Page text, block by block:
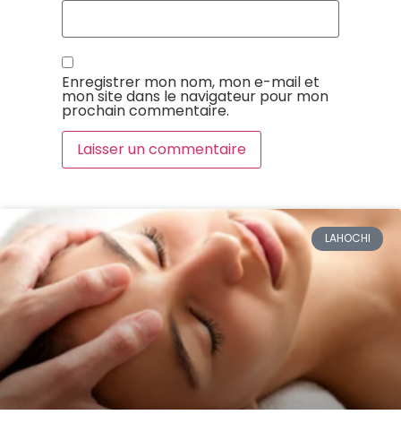
Enregistrer mon nom, mon e-mail et
mon site dans le navigateur pour mon
prochain commentaire.
LAHOCHI